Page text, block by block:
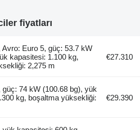
fiyatları
Avro: Euro 5, güç: 53.7 kW
kapasitesi: 1.100 kg,
2,275 m
€27.310
güç: 74 kW (100.68 bg), yük
kg, boşaltma yüksekliği:
€29.390